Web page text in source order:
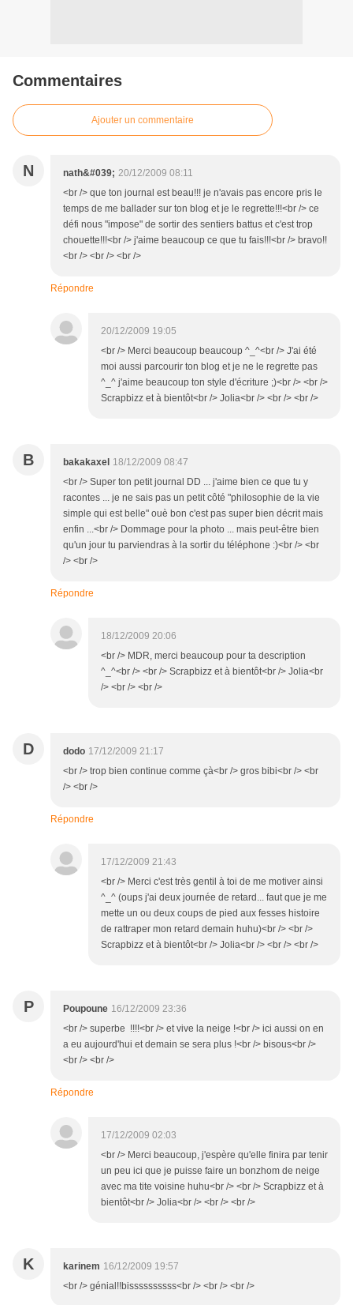
Commentaires
Ajouter un commentaire
N nath&#039; 20/12/2009 08:11
<br /> que ton journal est beau!!! je n'avais pas encore pris le
temps de me ballader sur ton blog et je le regrette!!!<br /> ce
défi nous "impose" de sortir des sentiers battus et c'est trop
chouette!!!<br /> j'aime beaucoup ce que tu fais!!!<br /> bravo!!
<br /> <br /> <br />
Répondre
20/12/2009 19:05
<br /> Merci beaucoup beaucoup ^_^<br /> J'ai été
moi aussi parcourir ton blog et je ne le regrette pas
^_^ j'aime beaucoup ton style d'écriture ;)<br /> <br />
Scrapbizz et à bientôt<br /> Jolia<br /> <br /> <br />
B bakakaxel 18/12/2009 08:47
<br /> Super ton petit journal DD ... j'aime bien ce que tu y
racontes ... je ne sais pas un petit côté "philosophie de la vie
simple qui est belle" ouè bon c'est pas super bien décrit mais
enfin ...<br /> Dommage pour la photo ... mais peut-être bien
qu'un jour tu parviendras à la sortir du téléphone :)<br /> <br
/> <br />
Répondre
18/12/2009 20:06
<br /> MDR, merci beaucoup pour ta description
^_^<br /> <br /> Scrapbizz et à bientôt<br /> Jolia<br
/> <br /> <br />
D dodo 17/12/2009 21:17
<br /> trop bien continue comme çà<br /> gros bibi<br /> <br
/> <br />
Répondre
17/12/2009 21:43
<br /> Merci c'est très gentil à toi de me motiver ainsi
^_^ (oups j'ai deux journée de retard... faut que je me
mette un ou deux coups de pied aux fesses histoire
de rattraper mon retard demain huhu)<br /> <br />
Scrapbizz et à bientôt<br /> Jolia<br /> <br /> <br />
P Poupoune 16/12/2009 23:36
<br /> superbe !!!!<br /> et vive la neige !<br /> ici aussi on en
a eu aujourd'hui et demain se sera plus !<br /> bisous<br />
<br /> <br />
Répondre
17/12/2009 02:03
<br /> Merci beaucoup, j'espère qu'elle finira par tenir
un peu ici que je puisse faire un bonzhom de neige
avec ma tite voisine huhu<br /> <br /> Scrapbizz et à
bientôt<br /> Jolia<br /> <br /> <br />
K karinem 16/12/2009 19:57
<br /> génial!!bissssssssss<br /> <br /> <br />